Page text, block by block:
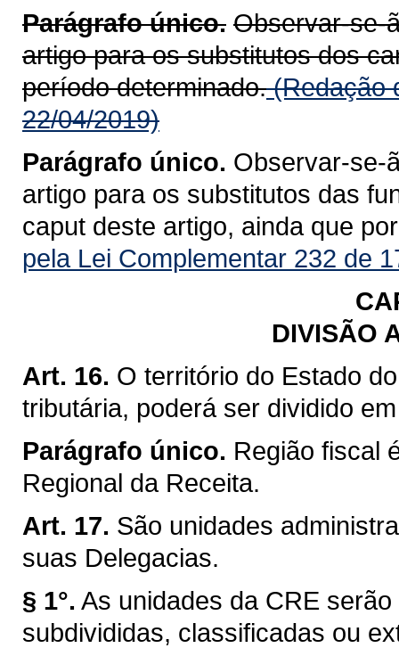
Parágrafo único. Observar-se-
artigo para os substitutos dos
período determinado.(Redação
22/04/2019)
Parágrafo único. Observar-se-
artigo para os substitutos das
caput deste artigo, ainda que
pela Lei Complementar 232 de
DIVISÃO
Art. 16. O território do Estado
tributária, poderá ser dividido
Parágrafo único. Região fiscal
Regional da Receita.
Art. 17. São unidades
suas Delegacias.
§ 1°. As unidades da CRE
subdivididas, classificadas ou